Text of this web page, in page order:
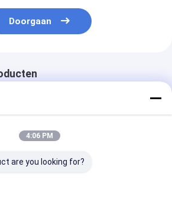
Doorgaan
4:06 PM
are you looking for?